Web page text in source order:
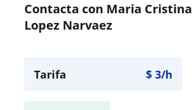
Contacta con Maria Cristina
Lopez Narvaez
Tarifa $3/h